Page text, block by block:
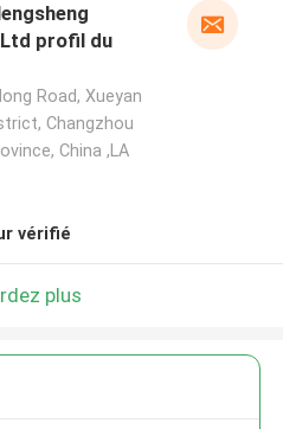
profil du
Road, Xueyan
Changzhou
China ,LA
vérifié
plus